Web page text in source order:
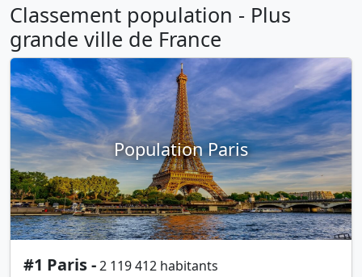
Classement population - Plus
grande ville de France
Population Paris
#1 Paris -2 119 412 habitants